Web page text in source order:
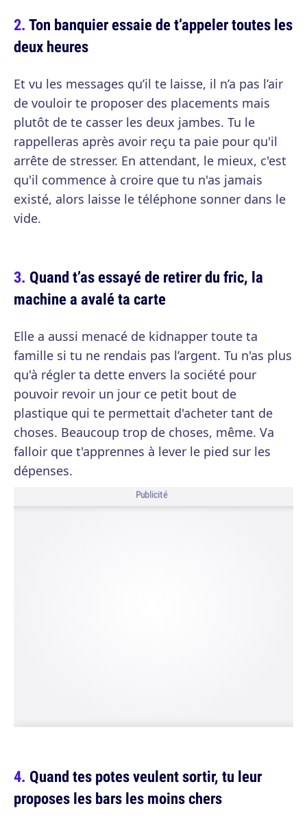
Ton banquier essaie de t’appeler toutes les
deux heures
Et vu les messages qu’il te laisse, il n’a pas l’air
de vouloir te proposer des placements mais
plutôt de te casser les deux jambes. Tu le
rappelleras après avoir reçu ta paie pour qu'il
arrête de stresser. En attendant, le mieux, c'est
qu'il commence à croire que tu n'as jamais
existé, alors laisse le téléphone sonner dans le
vide.
Quand t’as essayé de retirer du fric, la
machine a avalé ta carte
Elle a aussi menacé de kidnapper toute ta
famille si tu ne rendais pas l’argent. Tu n'as plus
qu'à régler ta dette envers la société pour
pouvoir revoir un jour ce petit bout de
plastique qui te permettait d'acheter tant de
choses. Beaucoup trop de choses, même. Va
falloir que t'apprennes à lever le pied sur les
dépenses.
Publicité
Quand tes potes veulent sortir, tu leur
proposes les bars les moins chers